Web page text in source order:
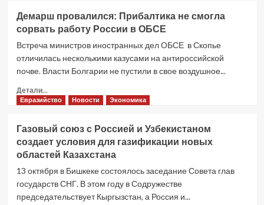
выгодно
развивать
технопарки
с
Демарш провалился: Прибалтика не смогла
сорвать работу России в ОБСЕ
Встреча министров иностранных дел ОБСЕ в Скопье
отличилась несколькими казусами на антироссийской
почве. Власти Болгарии не пустили в свое воздушное...
Детали...
больше
провалился:
Прибалтика
не
смогла
сорвать
работу
России
Евразийство Новости Экономика
Газовый союз с Россией и Узбекистаном
создает условия для газификации новых
областей Казахстана
13 октября в Бишкеке состоялось заседание Совета глав
государств СНГ. В этом году в Содружестве
председательствует Кыргызстан, а Россия и...